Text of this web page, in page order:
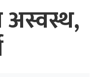
अस्वस्थ,